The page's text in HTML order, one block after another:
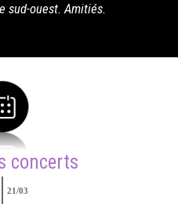
sud-ouest. Amitiés.
concerts
21/03